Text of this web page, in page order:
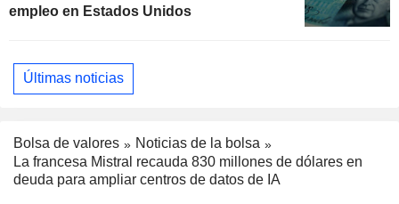
empleo en Estados Unidos
Últimas noticias
Bolsa de valores
Noticias de la bolsa
La francesa Mistral recauda 830 millones de dólares en
deuda para ampliar centros de datos de IA